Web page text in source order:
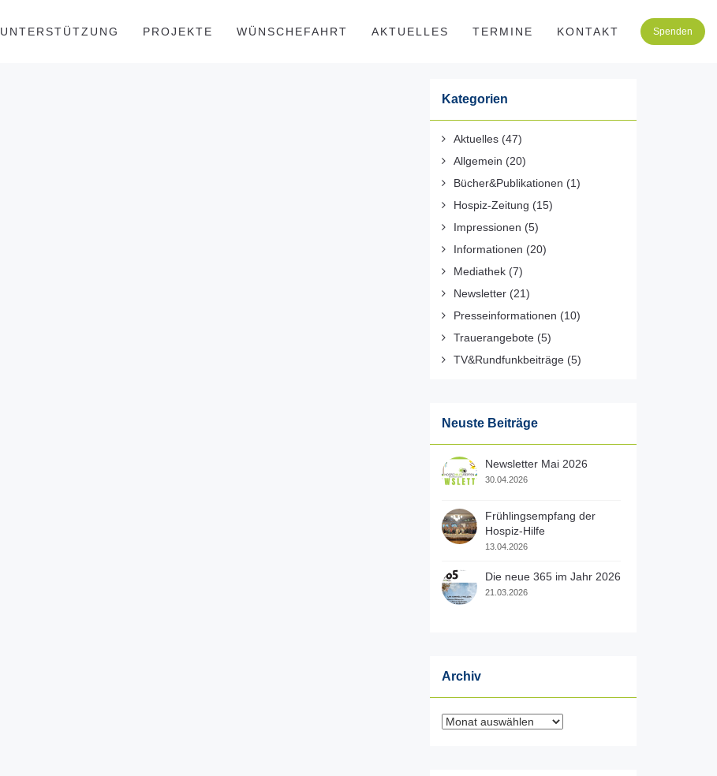
Spenden
UNTERSTÜTZUNG PROJEKTE WÜNSCHEFAHRT AKTUELLES TERMINE KONTAKT
Kategorien
Aktuelles(47)
Allgemein (20)
Bücher&Publikationen (1)
Hospiz-Zeitung (15)
Impressionen (5)
Informationen (20)
Mediathek(7)
Newsletter(21)
Presseinformationen (10)
Trauerangebote(5)
TV&Rundfunkbeiträge(5)
Neuste Beiträge
Newsletter Mai 2026
30.04.2026
Frühlingsempfang der
Hospiz-Hilfe
13.04.2026
Die neue 365 im Jahr 2026
21.03.2026
Archiv
Archiv